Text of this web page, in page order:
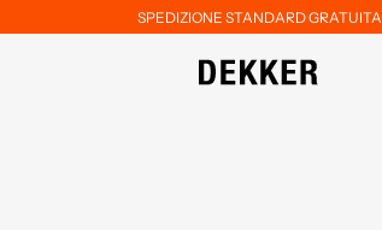
SPEDIZIONE STANDARD GRATUITA